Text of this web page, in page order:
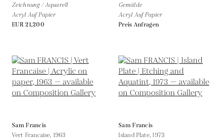
Zeichnung / Aquarell
Acryl Auf Papier
EUR 21,200
Gemälde
Acryl Auf Papier
Preis Anfragen
Sam Francis
Vert Francaise, 1963
Sam Francis
Island Plate,1973